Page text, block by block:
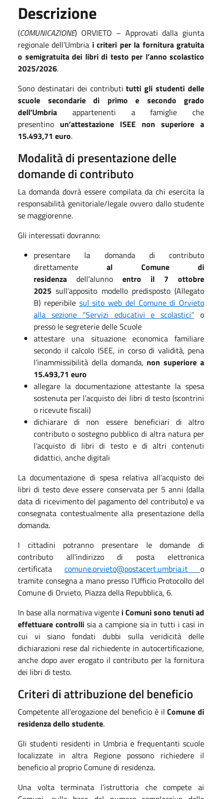
Descrizione
(COMUNICAZIONE) ORVIETO – Approvati dalla giunta
regionale dell’Umbria i criteri per la fornitura gratuita
o semigratuita dei libri di testo per l’anno scolastico
2025/2026.
Sono destinatari dei contributitutti gli studenti delle
scuole secondarie di primo e secondo grado
dell’Umbria appartenenti a famiglie che
presentino un’attestazione ISEE non superiore a
15.493,71 euro.
Modalità di presentazione delle
domande di contributo
La domanda dovrà essere compilata da chi esercita la
responsabilità genitoriale/legale ovvero dallo studente
se maggiorenne.
Gli interessati dovranno:
presentare la domanda di contributo
direttamenteal Comune di
residenza dell’alunno entro il 7 ottobre
2025 sull’apposito modello predisposto (Allegato
B) reperibile sul sito web del Comune di Orvieto
alla sezione “Servizi educativi e scolastici” o
presso le segreterie delle Scuole
attestare una situazione economica familiare
secondo il calcolo ISEE, in corso di validità, pena
l’inammissibilità della domanda, non superiore a
15.493,71 euro
allegare la documentazione attestante la spesa
sostenuta per l’acquisto dei libri di testo (scontrini
o ricevute fiscali)
dichiarare di non essere beneficiari di altro
contributo o sostegno pubblico di altra natura per
l’acquisto di libri di testo e di altri contenuti
didattici, anche digitali
La documentazione di spesa relativa all’acquisto dei
libri di testo deve essere conservata per 5 anni (dalla
data di ricevimento del pagamento del contributo) e va
consegnata contestualmente alla presentazione della
domanda.
I cittadini potranno presentare le domande di
contributo all’indirizzo di posta elettronica
certificata comune.orvieto@postacert.umbria.it o
tramite consegna a mano presso l’Ufficio Protocollo del
Comune di Orvieto, Piazza della Repubblica, 6.
In base alla normativa vigente i Comuni sono tenuti ad
effettuare controllisia a campione sia in tutti i casi in
cui vi siano fondati dubbi sulla veridicità delle
dichiarazioni rese dal richiedente in autocertificazione,
anche dopo aver erogato il contributo per la fornitura
dei libri di testo.
Criteri di attribuzione del beneficio
Competente all’erogazione del beneficio è ilComune di
residenza dello studente.
Gli studenti residenti in Umbria e frequentanti scuole
localizzate in altra Regione possono richiedere il
beneficio al proprio Comune di residenza.
Una volta terminata l’istruttoria che compete ai